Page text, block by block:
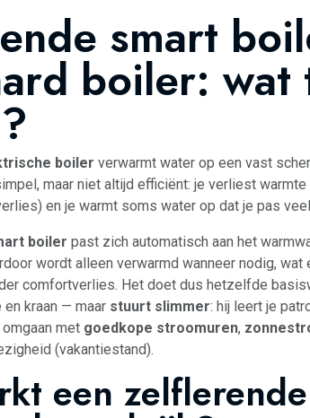
smart
boiler: wat
boiler verwarmt water op een vast
maar niet altijd efficiënt: je verliest
en je warmt soms water op dat je pas
boiler past zich automatisch aan het
wordt alleen verwarmd wanneer nodig, wat
comfortverlies. Het doet dus hetzelfde
kraan — maar stuurt slimmer: hij leert je
met goedkope stroomuren,
(vakantiestand).
een